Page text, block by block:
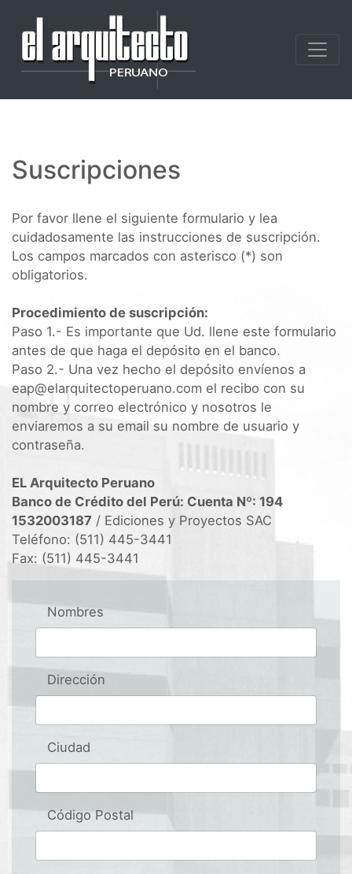
Suscripciones
Por favor llene el siguiente formulario y lea
cuidadosamente las instrucciones de suscripción.
Los campos marcados con asterisco (*) son
obligatorios.
Procedimiento de suscripción:
Paso 1.- Es importante que Ud. llene este formulario
antes de que haga el depósito en el banco.
Paso 2.- Una vez hecho el depósito envíenos a
eap@elarquitectoperuano.com el recibo con su
nombre y correo electrónico y nosotros le
enviaremos a su email su nombre de usuario y
contraseña.
EL Arquitecto Peruano
Banco de Crédito del Perú: Cuenta Nº: 194
1532003187 / Ediciones y Proyectos SAC
Teléfono: (511) 445-3441
Fax: (511) 445-3441
Nombres
Dirección
Ciudad
Código Postal